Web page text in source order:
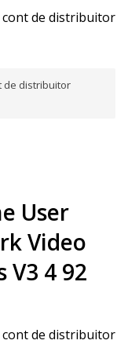
de distribuitor
de distribuitor
User
Video
V3 4 92
de distribuitor